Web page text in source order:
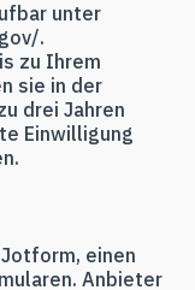
unter
.
zu Ihrem
sie in der
drei Jahren
Einwilligung
einen
Anbieter